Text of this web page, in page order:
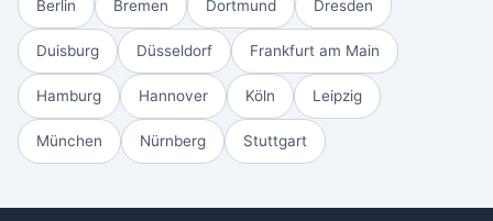
Berlin Bremen Dortmund Dresden
Duisburg Düsseldorf Frankfurt am Main
Hamburg Hannover Köln Leipzig
München Nürnberg Stuttgart